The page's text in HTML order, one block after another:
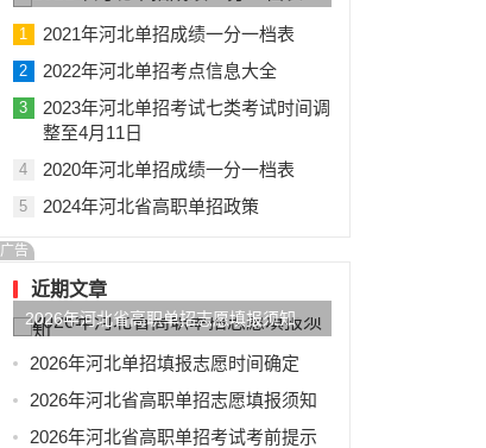
1 2021年河北单招成绩一分一档表
2 2022年河北单招考点信息大全
3
2023年河北单招考试七类考试时间调
整至4月11日
4 2020年河北单招成绩一分一档表
5 2024年河北省高职单招政策
广告
近期文章
2026年河北省高职单招志愿填报须知
2026年河北单招填报志愿时间确定
2026年河北省高职单招志愿填报须知
2026年河北省高职单招考试考前提示